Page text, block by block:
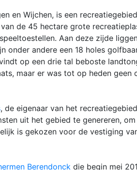
en Wijchen, is een
de 45 hectare grote
Aan deze zijde
onder andere een 18 holes
op een drie tal beboste
maar er was tot op heden
, de eigenaar van het
uit het gebied te genereren,
is gekozen voor de vestiging
Berendonck die begin mei